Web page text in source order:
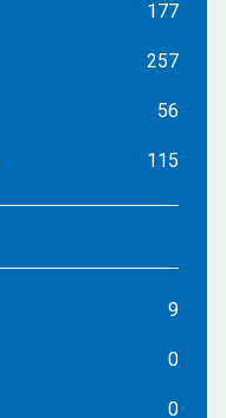
177
257
56
115
9
0
0